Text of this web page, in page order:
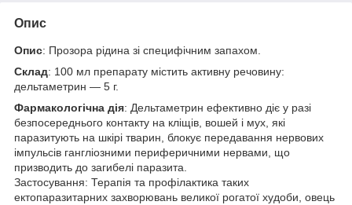
Опис
Опис: Прозора рідина зі специфічним запахом.
Склад: 100 мл препарату містить активну речовину:
дельтаметрин — 5 г.
Фармакологічна дія: Дельтаметрин ефективно діє у разі
безпосереднього контакту на кліщів, вошей і мух, які
паразитують на шкірі тварин, блокує передавання нервових
імпульсів гангліозними периферичними нервами, що
призводить до загибелі паразита.
Застосування: Терапія та профілактика таких
ектопаразитарних захворювань великої рогатої худоби, овець